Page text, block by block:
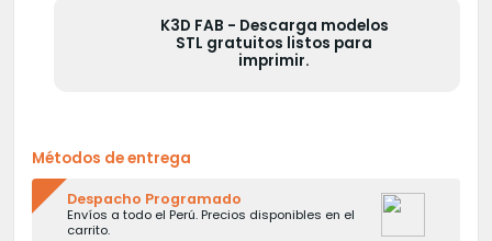
K3D FAB - Descarga modelos
STL gratuitos listos para
imprimir.
Métodos de entrega
Despacho Programado
Envíos a todo el Perú. Precios disponibles en el
carrito.